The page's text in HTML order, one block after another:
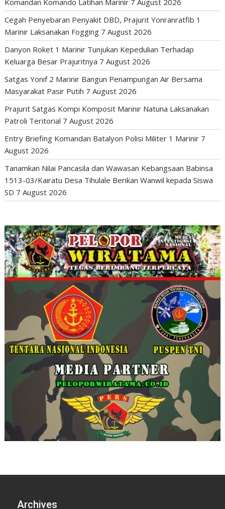
Cegah Penyebaran Penyakit DBD, Prajurit Yonranratfib 1
Marinir Laksanakan Fogging 7 August 2026
Danyon Roket 1 Marinir Tunjukan Kepedulian Terhadap
Keluarga Besar Prajuritnya 7 August 2026
Satgas Yonif 2 Marinir Bangun Penampungan Air Bersama
Masyarakat Pasir Putih 7 August 2026
Prajurit Satgas Kompi Komposit Marinir Natuna Laksanakan
Patroli Teritorial 7 August 2026
Entry Briefing Komandan Batalyon Polisi Militer 1 Marinir 7
August 2026
Tanamkan Nilai Pancasila dan Wawasan Kebangsaan Babinsa
1513-03/Kairatu Desa Tihulale Berikan Wanwil kepada Siswa
SD 7 August 2026
Archives